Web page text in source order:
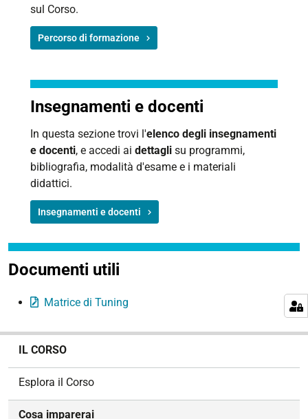
sul Corso.
Percorso di formazione
Insegnamenti e docenti
In questa sezione trovi l'elenco degli insegnamenti
e docenti, e accedi ai dettagli su programmi,
bibliografia, modalità d'esame e i materiali
didattici.
Insegnamenti e docenti
Documenti utili
Matrice di Tuning
IL CORSO
Esplora il Corso
Cosa imparerai